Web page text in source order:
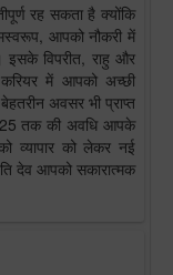
रह सकता है क्योंकि
आपको नौकरी में
इसके विपरीत, राहु और
में आपको अच्छी
अवसर भी प्राप्त
तक की अवधि आपके
व्यापार को लेकर नई
देव आपको सकारात्मक